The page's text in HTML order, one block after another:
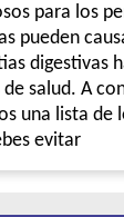
para los
pueden
digestivas
de salud. A
una lista de
evitar